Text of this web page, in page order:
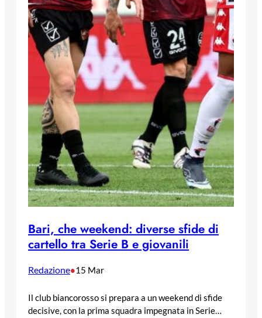
Bari, che weekend: diverse sfide di
cartello tra Serie B e giovanili
Redazione•15 Mar
Il club biancorosso si prepara a un weekend di sfide
decisive, con la prima squadra impegnata in Serie…